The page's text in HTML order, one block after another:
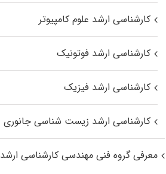
کارشناسی ارشد علوم کامپیوتر
کارشناسی ارشد فوتونیک
کارشناسی ارشد فیزیک
کارشناسی ارشد زیست‌ شناسی جانوری
معرفی گروه فنی مهندسی کارشناسی ارشد